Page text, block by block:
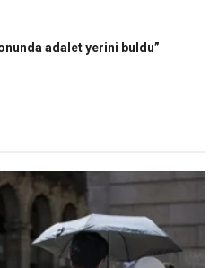
adalet yerini buldu”